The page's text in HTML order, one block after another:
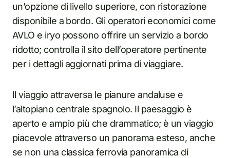
un’opzione di livello superiore, con ristorazione
disponibile a bordo. Gli operatori economici come
AVLO e iryo possono offrire un servizio a bordo
ridotto; controlla il sito dell’operatore pertinente
per i dettagli aggiornati prima di viaggiare.
Il viaggio attraversa le pianure andaluse e
l’altopiano centrale spagnolo. Il paesaggio è
aperto e ampio più che drammatico; è un viaggio
piacevole attraverso un panorama esteso, anche
se non una classica ferrovia panoramica di